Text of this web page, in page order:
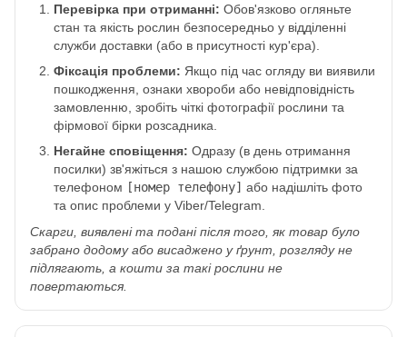
Перевірка при отриманні: Обов'язково огляньте
стан та якість рослин безпосередньо у відділенні
служби доставки (або в присутності кур'єра).
Фіксація проблеми: Якщо під час огляду ви виявили
пошкодження, ознаки хвороби або невідповідність
замовленню, зробіть чіткі фотографії рослини та
фірмової бірки розсадника.
Негайне сповіщення: Одразу (в день отримання
посилки) зв'яжіться з нашою службою підтримки за
телефоном [номер телефону] або надішліть фото
та опис проблеми у Viber/Telegram.
Скарги, виявлені та подані після того, як товар було
забрано додому або висаджено у ґрунт, розгляду не
підлягають, а кошти за такі рослини не
повертаються.